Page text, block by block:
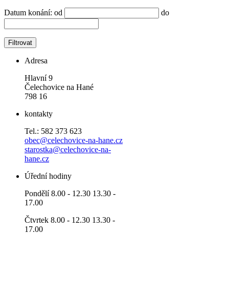
Datum konání: od do
Adresa
Hlavní 9
Čelechovice na Hané
798 16
kontakty
Tel.: 582 373 623
obec@celechovice-na-hane.cz
starostka@celechovice-na-
hane.cz
Úřední hodiny
Pondělí 8.00 - 12.30 13.30 -
17.00
Čtvrtek 8.00 - 12.30 13.30 -
17.00